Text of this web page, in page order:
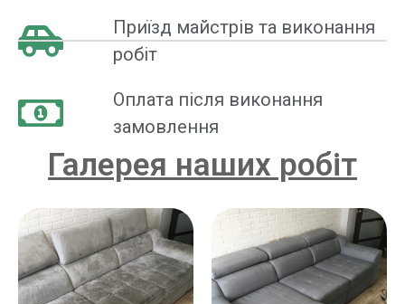
Приїзд майстрів та виконання
робіт
Оплата після виконання
замовлення
Галерея наших робіт